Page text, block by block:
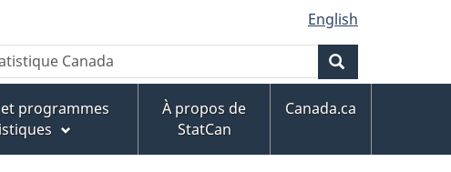
English
programmes
À propos de
StatCan
Canada.ca